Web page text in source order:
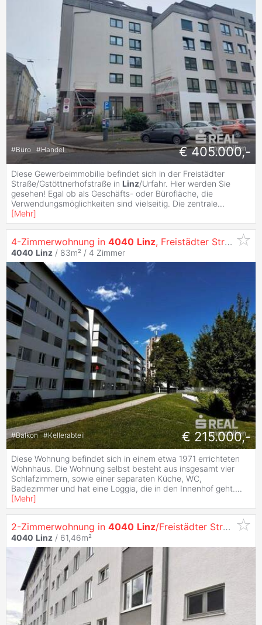
#Büro #Handel € 405.000,-
Diese Gewerbeimmobilie befindet sich in der Freistädter
Straße/Gstöttnerhofstraße in Linz/Urfahr. Hier werden Sie
gesehen! Egal ob als Geschäfts- oder Bürofläche, die
Verwendungsmöglichkeiten sind vielseitig. Die zentrale...
[Mehr]
4-Zimmerwohnung in 4040 Linz, Freistädter Straße 86 Top 4
4040 Linz / 83m² / 4 Zimmer
#Balkon #Kellerabteil € 215.000,-
Diese Wohnung befindet sich in einem etwa 1971 errichteten
Wohnhaus. Die Wohnung selbst besteht aus insgesamt vier
Schlafzimmern, sowie einer separaten Küche, WC,
Badezimmer und hat eine Loggia, die in den Innenhof geht....
[Mehr]
2-Zimmerwohnung in 4040 Linz/Freistädter Straße 90 Top 9
4040 Linz / 61,46m²